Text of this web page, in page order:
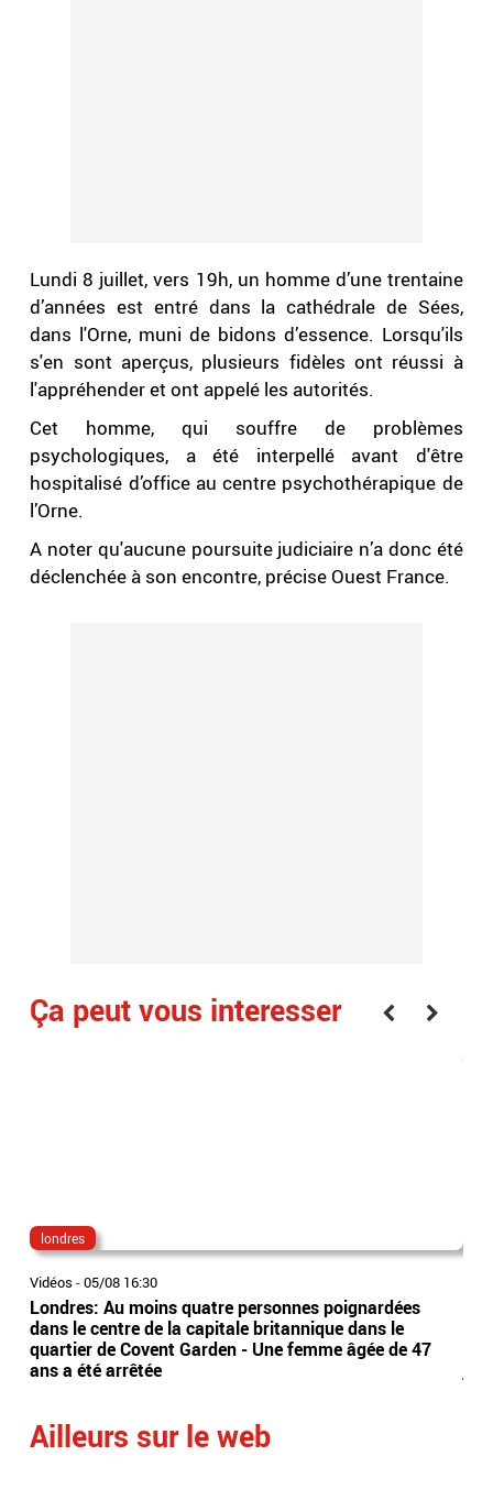
Lundi 8 juillet, vers 19h, un homme d’une trentaine
d’années est entré dans la cathédrale de Sées,
dans l'Orne, muni de bidons d’essence. Lorsqu'ils
s'en sont aperçus, plusieurs fidèles ont réussi à
l'appréhender et ont appelé les autorités.
Cet homme, qui souffre de problèmes
psychologiques, a été interpellé avant d'être
hospitalisé d’office au centre psychothérapique de
l’Orne.
A noter qu'aucune poursuite judiciaire n’a donc été
déclenchée à son encontre, précise Ouest France.
Ça peut vous interesser
londres
Vidéos -05/08 16:30
Londres: Au moins quatre personnes poignardées
dans le centre de la capitale britannique dans le
quartier de Covent Garden - Une femme âgée de 47
ans a été arrêtée
Ailleurs sur le web